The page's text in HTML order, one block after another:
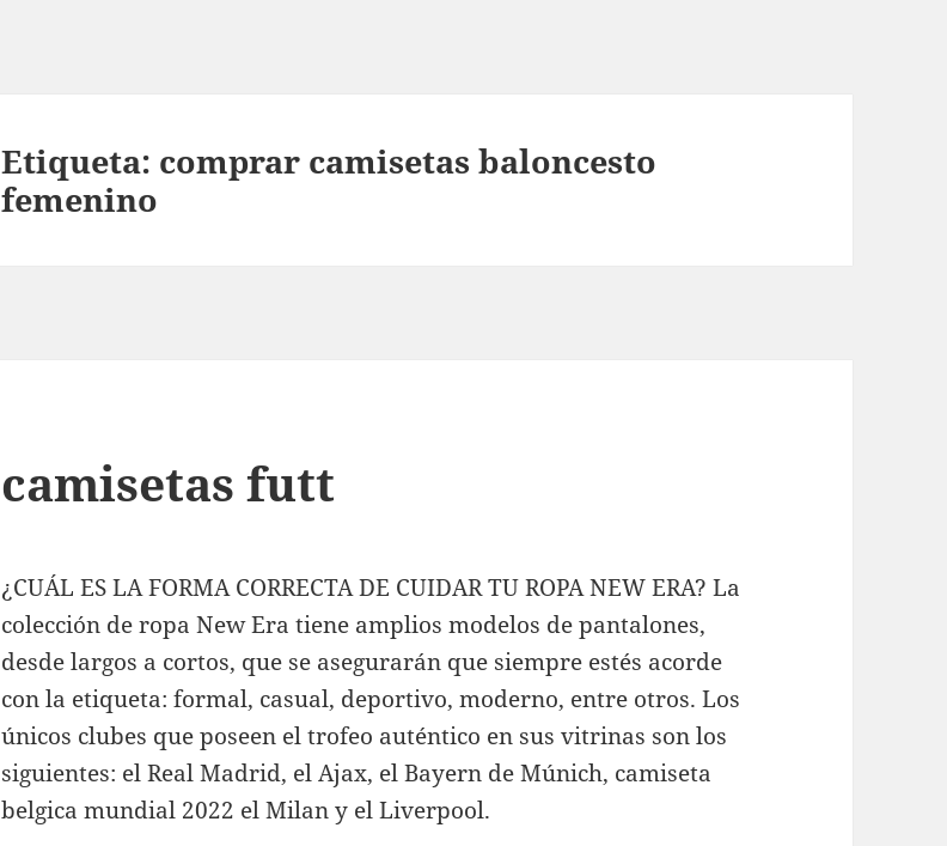
Etiqueta: comprar camisetas baloncesto
femenino
camisetas futt
¿CUÁL ES LA FORMA CORRECTA DE CUIDAR TU ROPA NEW ERA? La
colección de ropa New Era tiene amplios modelos de pantalones,
desde largos a cortos, que se asegurarán que siempre estés acorde
con la etiqueta: formal, casual, deportivo, moderno, entre otros. Los
únicos clubes que poseen el trofeo auténtico en sus vitrinas son los
siguientes: el Real Madrid, el Ajax, el Bayern de Múnich, camiseta
belgica mundial 2022 el Milan y el Liverpool.